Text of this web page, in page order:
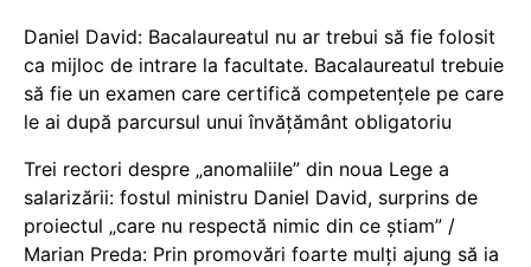
Daniel David: Bacalaureatul nu ar trebui să fie folosit
ca mijloc de intrare la facultate. Bacalaureatul trebuie
să fie un examen care certifică competențele pe care
le ai după parcursul unui învățământ obligatoriu
Trei rectori despre „anomaliile” din noua Lege a
salarizării: fostul ministru Daniel David, surprins de
proiectul „care nu respectă nimic din ce știam” /
Marian Preda: Prin promovări foarte mulți ajung să ia